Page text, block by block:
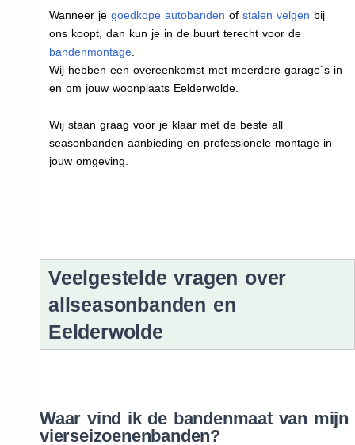
Wanneer je goedkope autobanden of stalen velgen bij
ons koopt, dan kun je in de buurt terecht voor de
bandenmontage.
Wij hebben een overeenkomst met meerdere garage`s in
en om jouw woonplaats Eelderwolde.
Wij staan graag voor je klaar met de beste all
seasonbanden aanbieding en professionele montage in
jouw omgeving.
Veelgestelde vragen over
allseasonbanden en
Eelderwolde
Waar vind ik de bandenmaat van mijn
vierseizoenenbanden?